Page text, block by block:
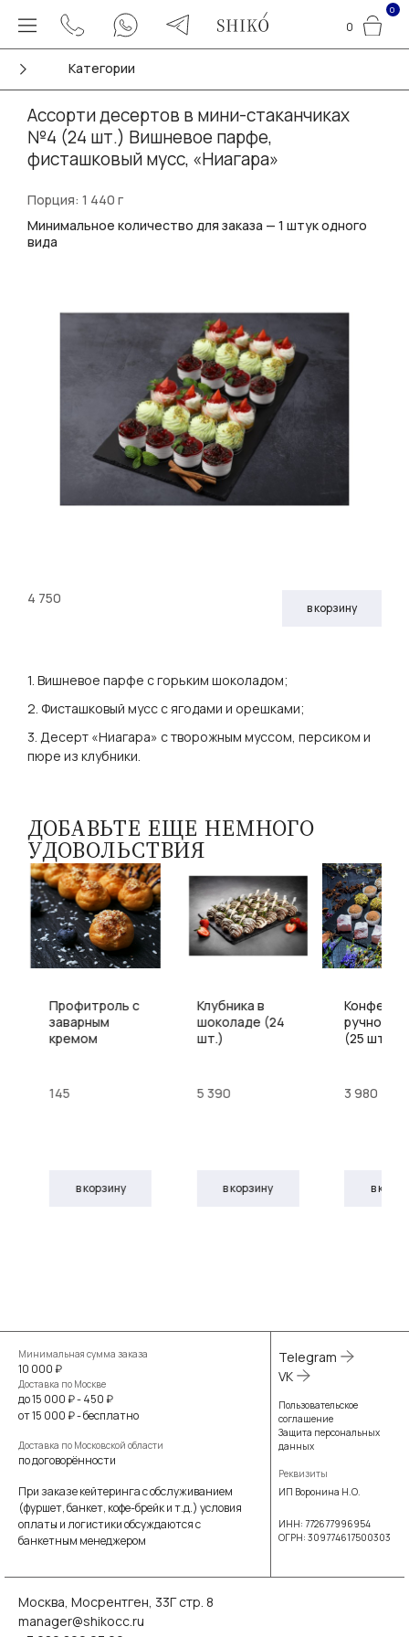
0
0
Категории
Ассорти десертов в мини-стаканчиках
№4 (24 шт.) Вишневое парфе,
фисташковый мусс, «Ниагара»
Порция: 1 440 г
Минимальное количество для заказа — 1 штук одного
вида
4 750
в корзину
1. Вишневое парфе с горьким шоколадом;
2. Фисташковый мусс с ягодами и орешками;
3. Десерт «Ниагара» с творожным муссом, персиком и
пюре из клубники.
ДОБАВЬТЕ ЕЩЕ НЕМНОГО
УДОВОЛЬСТВИЯ
Профитроль с
заварным
кремом
145
в корзину
Клубника в
шоколаде (24
шт.)
5 390
в корзину
Конфеты
ручной
(25 шт.)
3 980
в
Минимальная сумма заказа
10 000 ₽
Доставка по Москве
до 15 000 ₽ - 450 ₽
от 15 000 ₽ - бесплатно
Доставка по Московской области
по договорённости
При заказе кейтеринга с обслуживанием
(фуршет, банкет, кофе-брейк и т.д.) условия
оплаты и логистики обсуждаются с
банкетным менеджером
Telegram
VK
Пользовательское
соглашение
Защита персональных
данных
Реквизиты
ИП Воронина Н.О.
ИНН: 772677996954
ОГРН: 309774617500303
Москва, Мосрентген, 33Г стр. 8
manager@shikocc.ru